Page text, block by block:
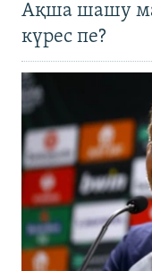
Ақша шашу
күрес пе?